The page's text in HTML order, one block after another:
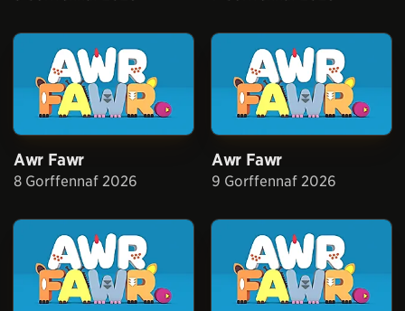
Awr Fawr
8 Gorffennaf 2026
Awr Fawr
9 Gorffennaf 2026